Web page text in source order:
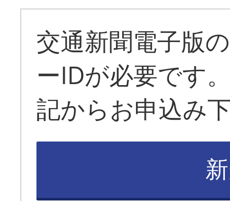
交通新聞電子版
ーIDが必要です
記からお申込み